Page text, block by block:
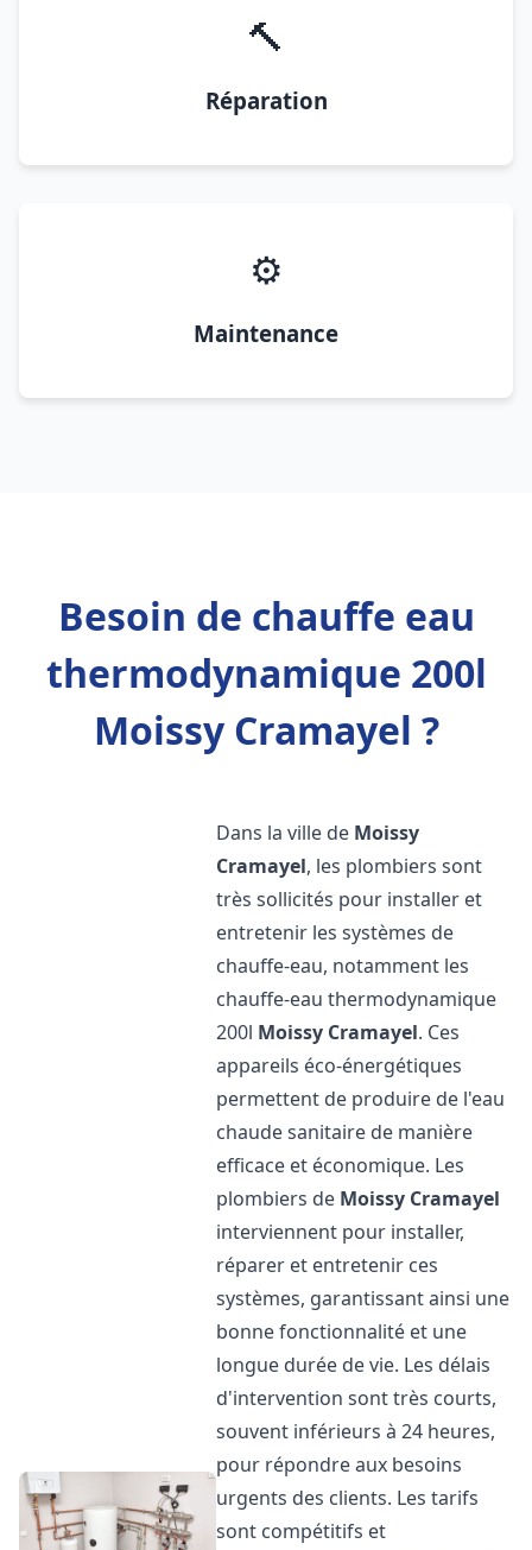
🔨
Réparation
⚙️
Maintenance
Besoin de chauffe eau
thermodynamique 200l
Moissy Cramayel ?
Dans la ville de Moissy
Cramayel, les plombiers sont
très sollicités pour installer et
entretenir les systèmes de
chauffe-eau, notamment les
chauffe-eau thermodynamique
200l Moissy Cramayel. Ces
appareils éco-énergétiques
permettent de produire de l'eau
chaude sanitaire de manière
efficace et économique. Les
plombiers de Moissy Cramayel
interviennent pour installer,
réparer et entretenir ces
systèmes, garantissant ainsi une
bonne fonctionnalité et une
longue durée de vie. Les délais
d'intervention sont très courts,
souvent inférieurs à 24 heures,
pour répondre aux besoins
urgents des clients. Les tarifs
sont compétitifs et